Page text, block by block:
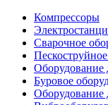
Компрессоры
Сварочное
Оборудование
Буровое
Оборудование